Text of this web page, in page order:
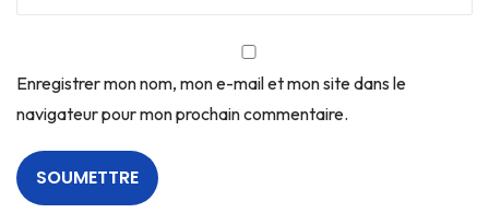
Enregistrer mon nom, mon e-mail et mon site dans le
navigateur pour mon prochain commentaire.